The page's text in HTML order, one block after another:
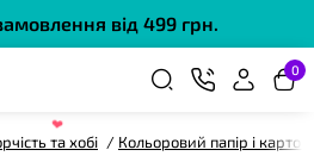
від 499 грн.
0
та хобі Кольоровий папір і картон